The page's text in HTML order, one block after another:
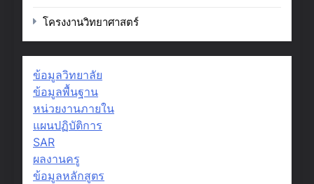
โครงงานวิทยาศาสตร์
ข้อมูลวิทยาลัย
ข้อมูลพื้นฐาน
หน่วยงานภายใน
แผนปฏิบัติการ
SAR
ผลงานครู
ข้อมูลหลักสูตร